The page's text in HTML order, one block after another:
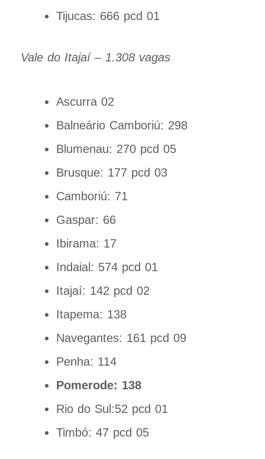
Tijucas: 666 pcd 01
Vale do Itajaí – 1.308 vagas
Ascurra 02
Balneário Camboriú: 298
Blumenau: 270 pcd 05
Brusque: 177 pcd 03
Camboriú: 71
Gaspar: 66
Ibirama: 17
Indaial: 574 pcd 01
Itajaí: 142 pcd 02
Itapema: 138
Navegantes: 161 pcd 09
Penha: 114
Pomerode: 138
Rio do Sul:52 pcd 01
Timbó: 47 pcd 05